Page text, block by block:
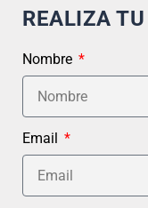
REALIZA
Nombre
Email